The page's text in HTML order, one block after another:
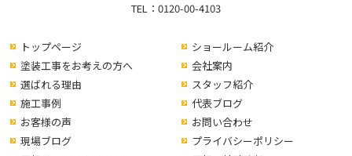
TEL： 0120-00-4103
トップページ
塗装工事をお考えの方へ
選ばれる理由
ショールーム紹介
会社案内
スタッフ紹介
施工事例
お客様の声
現場ブログ
代表ブログ
お問い合わせ
プライバシーポリシー